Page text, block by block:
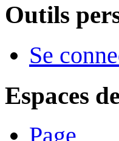
Outils
Se
Espaces
Page